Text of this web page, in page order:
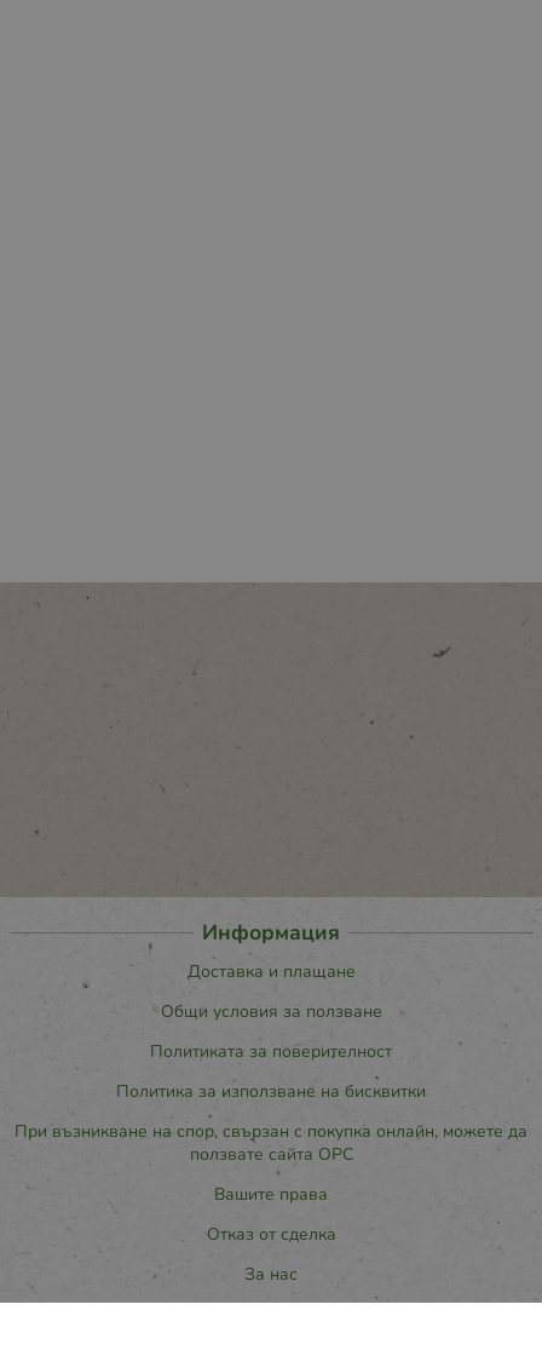
Информация
Доставка и плащане
Общи условия за ползване
Политиката за поверителност
Политика за използване на бисквитки
При възникване на спор, свързан с покупка онлайн, можете да
ползвате сайта ОРС
Вашите права
Отказ от сделка
За нас